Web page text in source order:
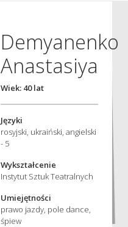
Demyanenko
Anastasiya
Wiek: 40 lat
Języki
rosyjski, ukraiński, angielski
- 5
Wykształcenie
Instytut Sztuk Teatralnych
Umiejętności
prawo jazdy, pole dance,
śpiew